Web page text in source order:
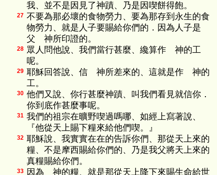
我、並不是因見了神蹟、乃是因喫餅得飽。
27 不要為那必壞的食物勞力、要為那存到永生的食
物勞力、就是人子要賜給你們的．因為人子是
父 神所印證的。
28 眾人問他說、我們當行甚麼、纔算作 神的工
呢。
29 耶穌回答說、信 神所差來的、這就是作 神的
工。
30 他們又說、你行甚麼神蹟、叫我們看見就信你．
你到底作甚麼事呢。
31 我們的祖宗在曠野喫過嗎哪、如經上寫著說、
『他從天上賜下糧來給他們喫。』
32 耶穌說、我實實在在的告訴你們、那從天上來的
糧、不是摩西賜給你們的、乃是我父將天上來的
真糧賜給你們。
33
因為 神的糧、就是那從天上降下來賜生命給世